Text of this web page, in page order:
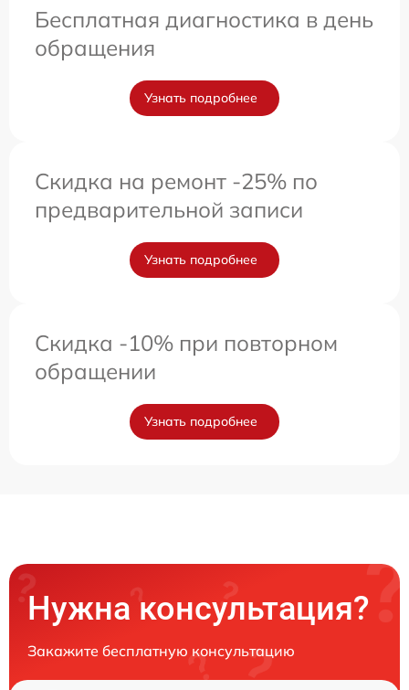
Бесплатная диагностика в день
обращения
Узнать подробнее
Скидка на ремонт -25% по
предварительной записи
Узнать подробнее
Скидка -10% при повторном
обращении
Узнать подробнее
Нужна консультация?
Закажите бесплатную консультацию